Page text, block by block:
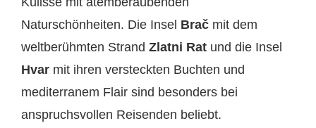
Naturschönheiten. Die Insel Brač mit dem
weltberühmten Strand Zlatni Rat und die Insel
Hvar mit ihren versteckten Buchten und
mediterranem Flair sind besonders bei
anspruchsvollen Reisenden beliebt.